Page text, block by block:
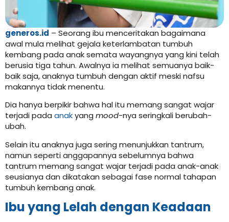
generos.id – Seorang ibu menceritakan bagaimana
awal mula melihat gejala keterlambatan tumbuh
kembang pada anak semata wayangnya yang kini telah
berusia tiga tahun. Awalnya ia melihat semuanya baik-
baik saja, anaknya tumbuh dengan aktif meski nafsu
makannya tidak menentu.
Dia hanya berpikir bahwa hal itu memang sangat wajar
terjadi pada anakyang mood-nya seringkali berubah-
ubah.
Selain itu anaknya juga sering menunjukkan tantrum,
namun seperti anggapannya sebelumnya bahwa
tantrum memang sangat wajar terjadi pada anak-anak
seusianya dan dikatakan sebagai fase normal tahapan
tumbuh kembang anak.
Ibu yang Lelah dengan Keadaan